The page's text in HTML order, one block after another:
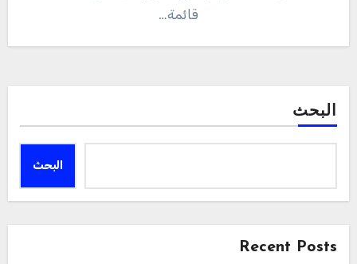
قائمة…
البحث
البحث
Recent Posts